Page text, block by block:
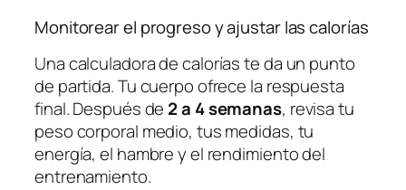
Monitorear el progreso y ajustar las calorías
Una calculadora de calorías te da un punto
de partida. Tu cuerpo ofrece la respuesta
final. Después de 2 a 4 semanas, revisa tu
peso corporal medio, tus medidas, tu
energía, el hambre y el rendimiento del
entrenamiento.